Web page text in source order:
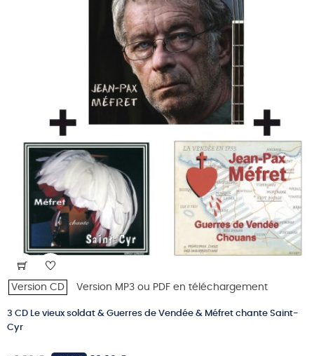
Version CD Version MP3 ou PDF en téléchargement
3 CD Le vieux soldat & Guerres de Vendée & Méfret chante Saint-
Cyr